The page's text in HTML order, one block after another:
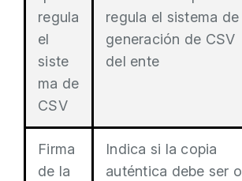
regula
el
siste
ma de
CSV
regula el sistema de
generación de CSV
del ente
Firma
de la
Indica si la copia
auténtica debe ser o